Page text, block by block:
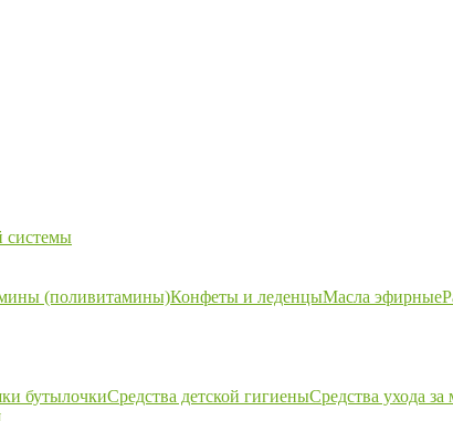
системы
(поливитамины)Конфеты и леденцыМасла эфирные
бутылочкиСредства детской гигиеныСредства ухода